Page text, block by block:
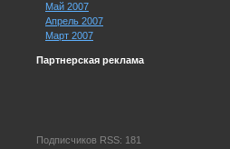
Май 2007
Апрель 2007
Март 2007
Партнерская реклама
Подписчиков RSS: 181